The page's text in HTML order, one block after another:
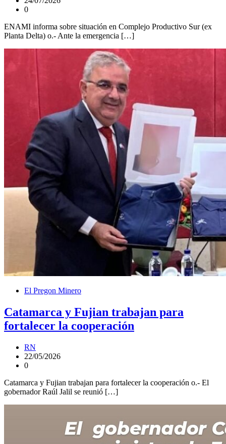
0
ENAMI informa sobre situación en Complejo Productivo Sur (ex
Planta Delta) o.- Ante la emergencia […]
El Pregon Minero
Catamarca y Fujian trabajan para
fortalecer la cooperación
RN
22/05/2026
0
Catamarca y Fujian trabajan para fortalecer la cooperación o.- El
gobernador Raúl Jalil se reunió […]